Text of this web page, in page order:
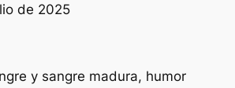
de 2025
y sangre madura, humor